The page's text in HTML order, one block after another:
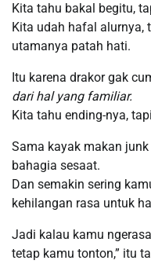
Kita tahu bakal begitu,
Kita udah hafal alurnya,
utamanya patah hati.
Itu karena drakor gak
dari hal yang familiar.
Kita tahu ending-nya,
Sama kayak makan
bahagia sesaat.
Dan semakin sering
kehilangan rasa untuk
Jadi kalau kamu
tetap kamu tonton,” itu